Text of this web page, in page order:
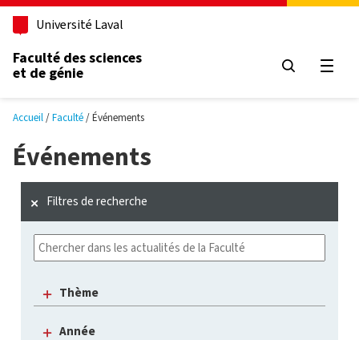
Aller au contenu principal
Université Laval
Faculté des sciences
et de génie
Accueil Faculté Événements
Événements
Filtres de recherche
Thème
Année